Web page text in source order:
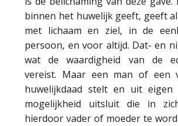
binnen het huwelijk geeft, geeft
met lichaam en ziel, in de
persoon, en voor altijd. Dat- en
wat de waardigheid van de
vereist. Maar een man of een
huwelijkdaad stelt en uit eigen
mogelijkheid uitsluit die in
hierdoor vader of moeder te